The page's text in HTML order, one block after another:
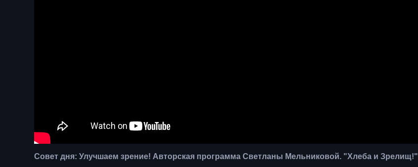
Совет дня: Улучшаем зрение! Авторская программа Светланы Мельниковой. "Хлеба и Зрелищ!"